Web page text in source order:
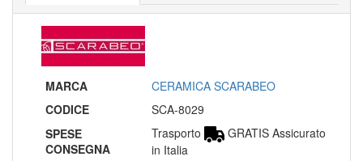
MARCA
CERAMICA SCARABEO
CODICE
SCA-8029
SPESE
CONSEGNA
Trasporto
GRATIS Assicurato
in Italia